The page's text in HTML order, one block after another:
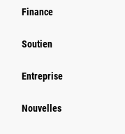
Finance
Soutien
Entreprise
Nouvelles